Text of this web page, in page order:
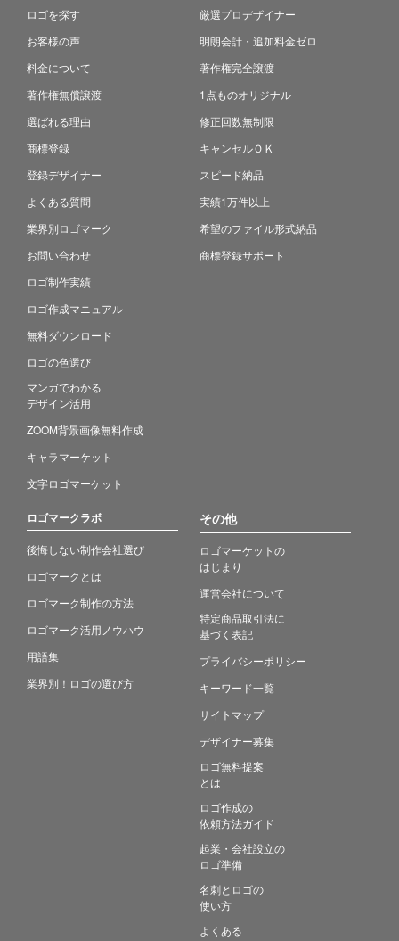
ロゴを探す
お客様の声
料金について
著作権無償譲渡
選ばれる理由
商標登録
登録デザイナー
よくある質問
業界別ロゴマーク
お問い合わせ
ロゴ制作実績
ロゴ作成マニュアル
無料ダウンロード
ロゴの色選び
マンガでわかる
デザイン活用
ZOOM背景画像無料作成
キャラマーケット
文字ロゴマーケット
厳選プロデザイナー
明朗会計・追加料金ゼロ
著作権完全譲渡
1点ものオリジナル
修正回数無制限
キャンセルＯＫ
スピード納品
実績1万件以上
希望のファイル形式納品
商標登録サポート
ロゴマークラボ
後悔しない制作会社選び
ロゴマークとは
ロゴマーク制作の方法
ロゴマーク活用ノウハウ
用語集
業界別！ロゴの選び方
その他
ロゴマーケットの
はじまり
運営会社について
特定商品取引法に
基づく表記
プライバシーポリシー
キーワード一覧
サイトマップ
デザイナー募集
ロゴ無料提案
とは
ロゴ作成の
依頼方法ガイド
起業・会社設立の
ロゴ準備
名刺とロゴの
使い方
よくある